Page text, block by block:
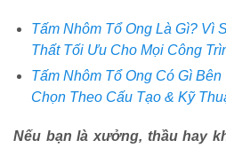
Tấm Nhôm Tổ Ong Là Gì? Vì
Thất Tối Ưu Cho Mọi Công
Tấm Nhôm Tổ Ong Có Gì
Chọn Theo Cấu Tạo & Kỹ
Nếu bạn là xưởng, thầu hay